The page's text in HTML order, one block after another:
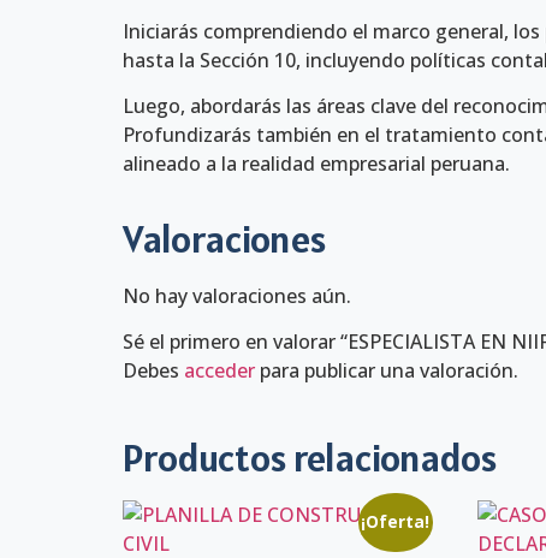
Iniciarás comprendiendo el marco general,
hasta la Sección 10, incluyendo políticas
Luego, abordarás las áreas clave del
Profundizarás también en el tratamiento
alineado a la realidad empresarial peruana.
Valoraciones
No hay valoraciones aún.
Sé el primero en valorar “ESPECIALISTA EN
Debes acceder para publicar una valoración.
Productos relacionados
¡Oferta!